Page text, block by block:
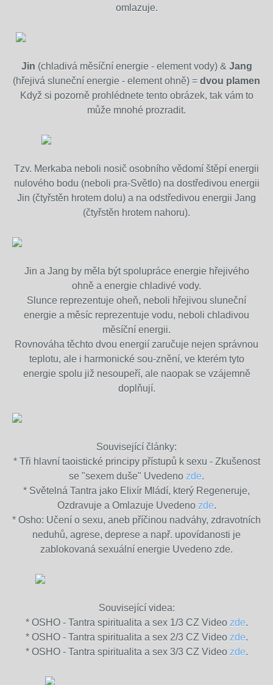
omlazuje.
Jin (chladivá měsíční energie - element vody) & Jang
(hřejivá sluneční energie - element ohně) = dvou plamen
Když si pozorně prohlédnete tento obrázek, tak vám to
může mnohé prozradit.
Tzv. Merkaba neboli nosič osobního vědomí štěpí energii
nulového bodu (neboli pra-Světlo) na dostředivou energii
Jin (čtyřstěn hrotem dolu) a na odstředivou energii Jang
(čtyřstěn hrotem nahoru).
Jin a Jang by měla být spolupráce energie hřejivého
ohně a energie chladivé vody.
Slunce reprezentuje oheň, neboli hřejivou sluneční
energie a měsíc reprezentuje vodu, neboli chladivou
měsíční energii.
Rovnováha těchto dvou energií zaručuje nejen správnou
teplotu, ale i harmonické sou-znění, ve kterém tyto
energie spolu již nesoupeří, ale naopak se vzájemně
doplňují.
Související články:
* Tři hlavní taoistické principy přístupů k sexu - Zkušenost
se "sexem duše" Uvedeno zde.
* Světelná Tantra jako Elixír Mládí, který Regeneruje,
Ozdravuje a Omlazuje Uvedeno zde.
* Osho: Učení o sexu, aneb příčinou nadváhy, zdravotních
neduhů, agrese, deprese a např. upovídanosti je
zablokovaná sexuální energie Uvedeno zde.
Související videa:
* OSHO - Tantra spiritualita a sex 1/3 CZ Video zde.
* OSHO - Tantra spiritualita a sex 2/3 CZ Video zde.
* OSHO - Tantra spiritualita a sex 3/3 CZ Video zde.